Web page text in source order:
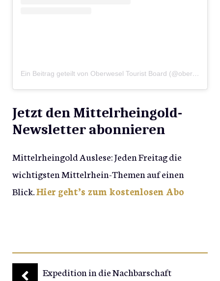
Ein Beitrag geteilt von Oberwesel Tourist Board (@oberwesel.de)
Jetzt den Mittelrheingold-
Newsletter abonnieren
Mittelrheingold Auslese: Jeden Freitag die
wichtigsten Mittelrhein-Themen auf einen
Blick.Hier geht’s zum kostenlosen Abo
Expedition in die Nachbarschaft